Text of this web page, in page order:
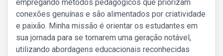
empregando métodos pedagógicos que priorizam
conexões genuínas e são alimentados por criatividade
e paixão. Minha missão é orientar os estudantes em
sua jornada para se tornarem uma geração notável,
utilizando abordagens educacionais reconhecidas